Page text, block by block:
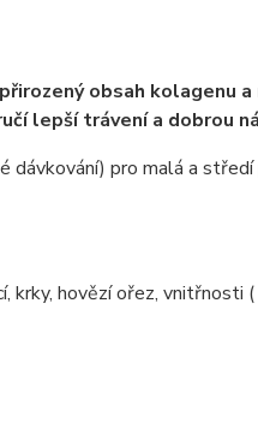
obsah kolagenu a
lepší trávení a dobrou
dávkování) pro malá a
krky, hovězí ořez, vnitřnosti